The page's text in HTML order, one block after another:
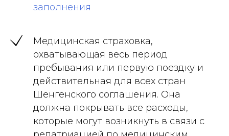
заполнения
Медицинская страховка,
охватывающая весь период
пребывания или первую поездку и
действительная для всех стран
Шенгенского соглашения. Она
должна покрывать все расходы,
которые могут возникнуть в связи с